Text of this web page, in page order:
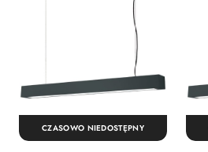
CZASOWO NIEDOSTĘPNY